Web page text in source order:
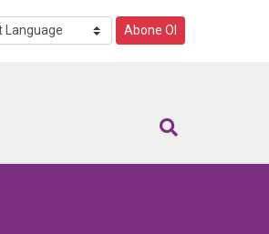
Abone Ol